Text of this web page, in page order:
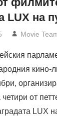
LUX на
Movie
кино-
от
LUX